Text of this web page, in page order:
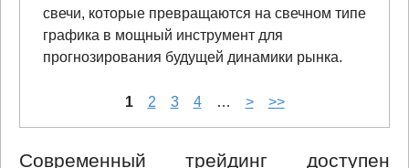
свечи, которые превращаются на свечном типе
графика в мощный инструмент для
прогнозирования будущей динамики рынка.
1 2 3 4 … > >>
Современный трейдинг доступен